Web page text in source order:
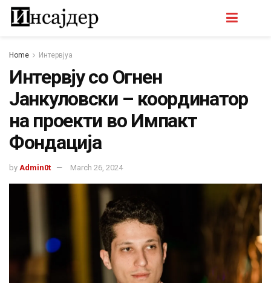
Home Интервјуа
Интервју со Огнен
Јанкуловски – координатор
на проекти во Импакт
Фондација
by Admin0t March 26, 2024